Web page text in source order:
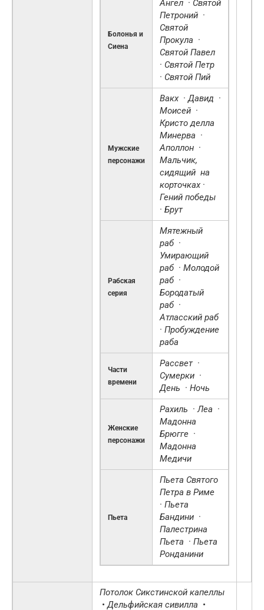
Болонья и
Сиена
Ангел · Святой
Петроний ·
Святой
Прокула ·
Святой Павел
· Святой Петр
· Святой Пий
Мужские
персонажи
Вакх ·Давид ·
Моисей ·
Кристо делла
Минерва ·
Аполлон ·
Мальчик,
сидящий на
корточках ·
Гений победы
· Брут
Рабская
серия
Мятежный
раб ·
Умирающий
раб · Молодой
раб ·
Бородатый
раб ·
Атласский раб
· Пробуждение
раба
Части
времени
Рассвет·
Сумерки ·
День · Ночь
Женские
персонажи
Рахиль ·Леа ·
Мадонна
Брюгге ·
Мадонна
Медичи
Пьета
Пьета Святого
Петра в Риме
· Пьета
Бандини ·
Палестрина
Пьета · Пьета
Ронданини
Потолок Сикстинской капеллы
• Дельфийская сивилла •